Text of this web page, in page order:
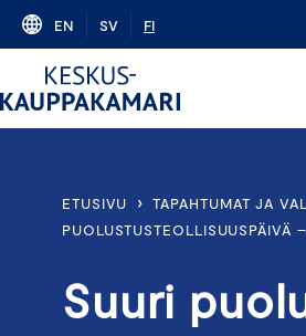
Skip
content
EN SV FI
ETUSIVU › TAPAHTUMAT JA
PUOLUSTUSTEOLLISUUSPÄIVÄ
Suuri